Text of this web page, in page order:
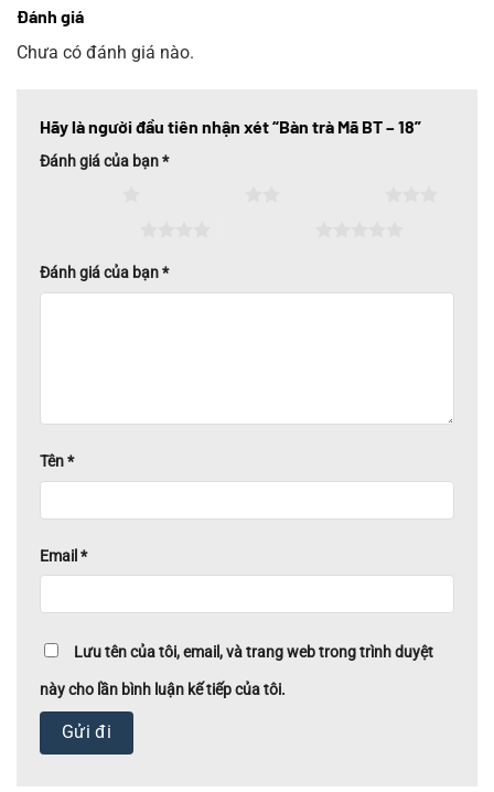
Đánh giá
Chưa có đánh giá nào.
Hãy là người đầu tiên nhận xét “Bàn trà Mã BT – 18”
Đánh giá của bạn*
Đánh giá của bạn*
Tên*
Email *
Lưu tên của tôi, email, và trang web trong trình duyệt
này cho lần bình luận kế tiếp của tôi.